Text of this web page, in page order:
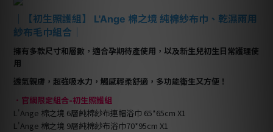
｜【初生照護組】 L'Ange 棉之境 純棉紗布巾、乾濕兩用
紗布毛巾組合｜
擁有多款尺寸和層數，適合孕期待產使用，以及新生兒初生日常護理使
用
透氣親膚，超強吸水力，觸感輕柔舒適，多功能衛生又方便！
． 官網限定組合-初生照護組
L'Ange 棉之境 6層純棉紗布連帽浴巾 65*65cm X1
L'Ange 棉之境 9層純棉紗布浴巾70*95cm X1